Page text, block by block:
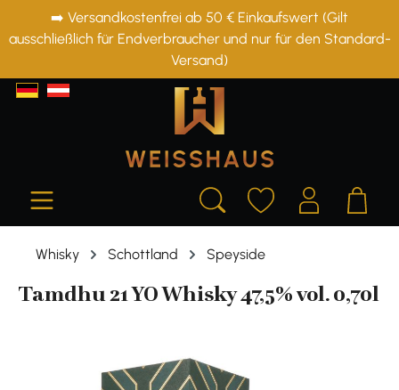
springen
➡️ Versandkostenfrei ab 50 € Einkaufswert (Gilt
ausschließlich für Endverbraucher und nur für den Standard-
Versand)
Whisky Schottland Speyside
Tamdhu 21 YO Whisky 47,5% vol. 0,70l